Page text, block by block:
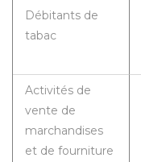
Débitants de
tabac
Activités de
vente de
marchandises
et de fourniture